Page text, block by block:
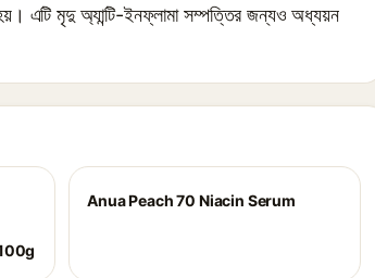
হয়। এটি মৃদু অ্যান্টি-ইনফ্লামা সম্পত্তির জন্যও অধ্যয়ন
Anua Peach 70 Niacin Serum